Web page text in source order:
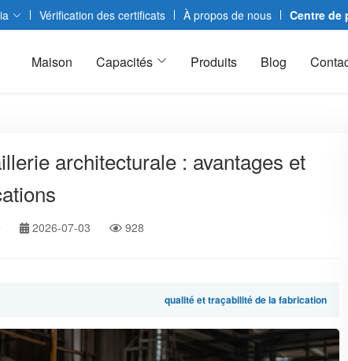
Vérification des certificats À propos de nous Centre de
Maison Capacités Produits Blog
architecturale : avantages et
2026-07-03 928
qualité et traçabilité de la fabrication